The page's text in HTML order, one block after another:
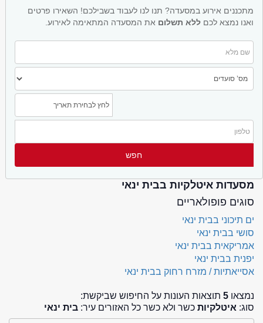
מתכננים אירוע במסעדה? תנו לנו לעבוד בשבילכם! השאירו פרטים
ואנו נמצא לכם ללא תשלום את המסעדה המתאימה לאירוע.
מסעדות איטלקיות בבית ינאי
סוגים פופולאריים
ים תיכוני בבית ינאי
סושי בבית ינאי
אמריקאית בבית ינאי
יפנית בבית ינאי
אסייאתיות / מזרח רחוק בבית ינאי
נמצאו 5 תוצאות העונות על החיפוש שביקשת:
סוג: איטלקיות כשר ולא כשר כל האזורים עיר: בית ינאי